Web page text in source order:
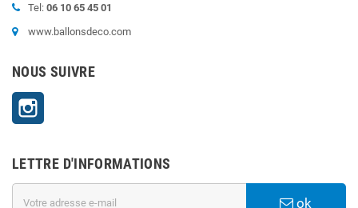
Tel: 06 10 65 45 01
www.ballonsdeco.com
NOUS SUIVRE
LETTRE D'INFORMATIONS
ok